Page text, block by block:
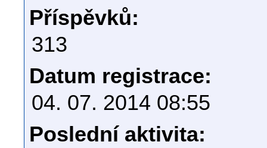
Příspěvků:
313
Datum registrace:
04. 07. 2014 08:55
Poslední aktivita: